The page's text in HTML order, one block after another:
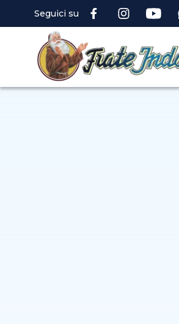
Seguici su